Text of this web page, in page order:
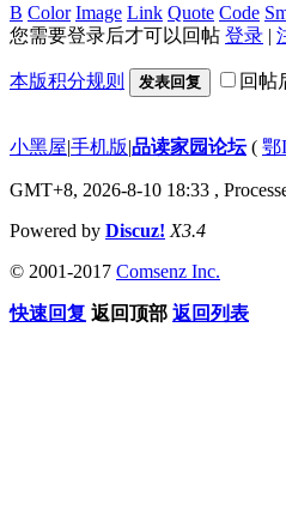
B Color Image Link Quote Code
您需要登录后才可以回帖 登录 |
本版积分规则 发表回复 回帖
小黑屋|手机版|品读家园论坛( 鄂
GMT+8, 2026-8-10 18:33 ,
Powered by Discuz! X3.4
© 2001-2017 Comsenz Inc.
快速回复 返回顶部 返回列表